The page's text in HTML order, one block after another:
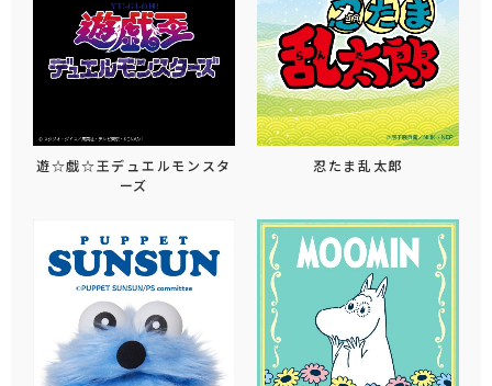
遊☆戯☆王デュエルモンスタ
ーズ
忍たま乱太郎